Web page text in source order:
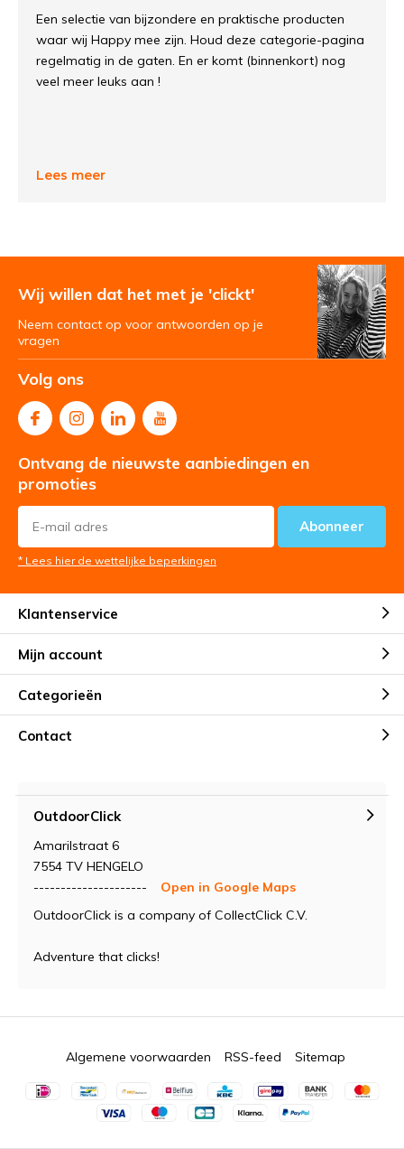
Een selectie van bijzondere en praktische producten
waar wij Happy mee zijn. Houd deze categorie-pagina
regelmatig in de gaten. En er komt (binnenkort) nog
veel meer leuks aan !
Lees meer
Wij willen dat het met je 'clickt'
Neem contact op voor antwoorden op je
vragen
Volg ons
Ontvang de nieuwste aanbiedingen en
promoties
Abonneer
* Lees hier de wettelijke beperkingen
Klantenservice
Mijn account
Categorieën
Contact
OutdoorClick
Amarilstraat 6
7554 TV HENGELO
---------------------
Open in Google Maps
OutdoorClick is a company of CollectClick C.V.
Adventure that clicks!
Algemene voorwaarden RSS-feed Sitemap